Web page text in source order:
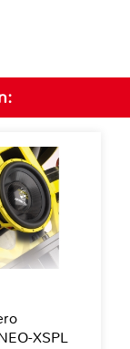
XSPL